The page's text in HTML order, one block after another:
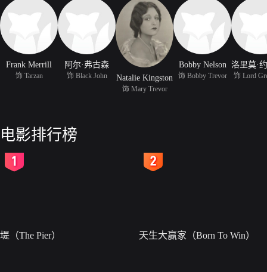
Frank Merrill
饰 Tarzan
阿尔·弗古森
饰 Black John Natalie Kingston
饰 Mary Trevor
Bobby Nelson
饰 Bobby Trevor 饰 Lord
电影排行榜
堤（The Pier） 天生大赢家（Born To Win）